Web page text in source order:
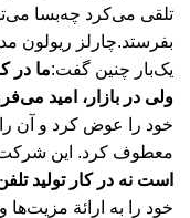
تلقی می‌کرد چه‌بسا
بفرستد.چارلز ریولون
یک‌بار چنین گفت:ما در
ولی در بازار، امید
خود را عوض کرد و آن
معطوف کرد. این شرکت
است نه در کار تولید
خود را به ارائة